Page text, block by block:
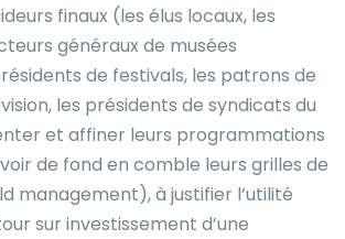
finaux (les élus locaux, les
généraux de musées
de festivals, les patrons de
les présidents de syndicats du
et affiner leurs programmations
de fond en comble leurs grilles de
management), à justifier l’utilité
sur investissement d’une